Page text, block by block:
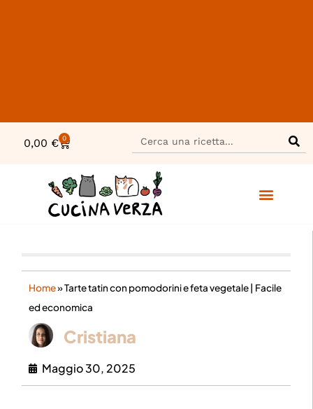
0,00 € 0
Home»Tarte tatin con pomodorini e feta vegetale | Facile
ed economica
Cristiana
Maggio 30, 2025